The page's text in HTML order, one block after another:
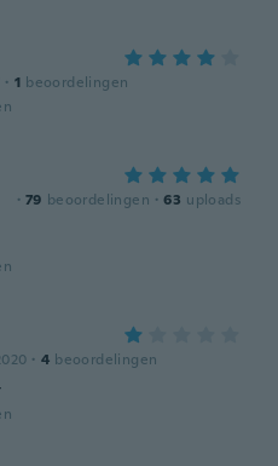
· 1 beoordelingen
· 79 beoordelingen · 63 uploads
· 4 beoordelingen